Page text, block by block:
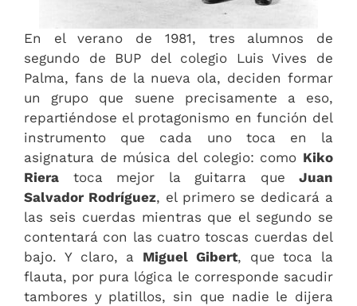
En el verano de 1981, tres alumnos de
segundo de BUP del colegio Luis Vives de
Palma, fans de la nueva ola, deciden formar
un grupo que suene precisamente a eso,
repartiéndose el protagonismo en función del
instrumento que cada uno toca en la
asignatura de música del colegio: como Kiko
Riera toca mejor la guitarra que Juan
Salvador Rodríguez, el primero se dedicará a
las seis cuerdas mientras que el segundo se
contentará con las cuatro toscas cuerdas del
bajo. Y claro, a Miguel Gibert, que toca la
flauta, por pura lógica le corresponde sacudir
tambores y platillos, sin que nadie le dijera